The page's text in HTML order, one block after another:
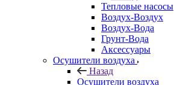
Тепловые насосы
Воздух-Воздух
Воздух-Вода
Грунт-Вода
Аксессуары
Осушители воздуха
Назад
Осушители воздуха